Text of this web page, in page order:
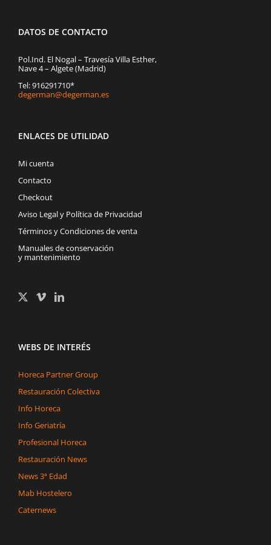
DATOS DE CONTACTO
Pol.Ind. El Nogal – Travesía Villa Esther,
Nave 4 – Algete (Madrid)
Tel: 916291710*
degerman@degerman.es
ENLACES DE UTILIDAD
Mi cuenta
Contacto
Checkout
Aviso Legal y Política de Privacidad
Términos y Condiciones de venta
Manuales de conservación
y mantenimiento
WEBS DE INTERÉS
Horeca Partner Group
Restauración Colectiva
Info Horeca
Info Geriatría
Profesional Horeca
Restauración News
News 3ª Edad
Mab Hostelero
Caternews